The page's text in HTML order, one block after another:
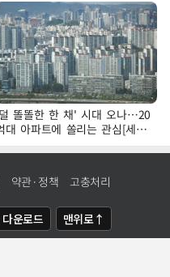
똘똘한 한 채' 시대 오나…20
대 아파트에 쏠리는 관심[세제
편, 그 이후②]
약관·정책 고충처리
운로드 맨위로↑